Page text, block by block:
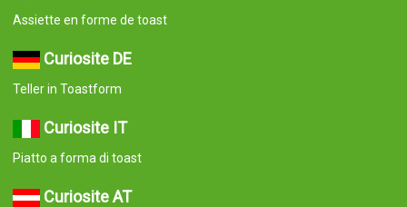
Assiette en forme de toast
Curiosite DE
Teller in Toastform
Curiosite IT
Piatto a forma di toast
Curiosite AT